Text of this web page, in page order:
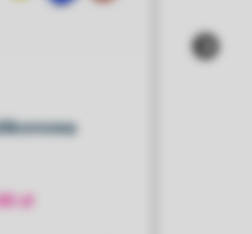
zł